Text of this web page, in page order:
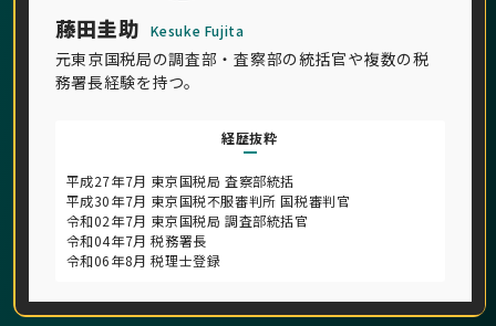
藤田圭助 Kesuke Fujita
元東京国税局の調査部・査察部の統括官や複数の税
務署長経験を持つ。
経歴抜粋
平成27年7月 東京国税局 査察部統括
平成30年7月 東京国税不服審判所 国税審判官
令和02年7月 東京国税局 調査部統括官
令和04年7月 税務署長
令和06年8月 税理士登録